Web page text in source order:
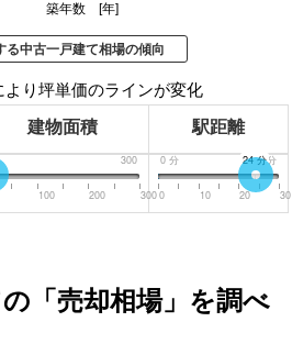
築年数 [年]
る中古一戸建て相場の傾向
より坪単価のラインが変化
建物面積 駅距離
300
100 200 300
0 分 30分
24分
0 10 20 30
「売却相場」を調べ